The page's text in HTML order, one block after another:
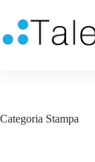
Categoria Stampa